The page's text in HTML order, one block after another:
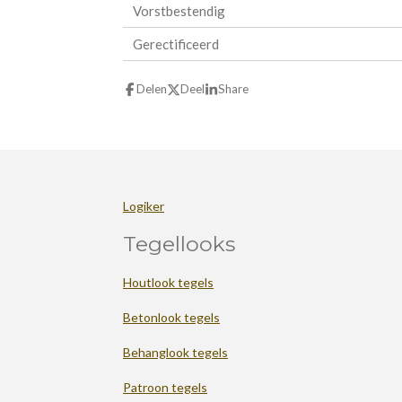
Vorstbestendig
Gerectificeerd
Delen Deel Share
Logiker
Tegellooks
Houtlook tegels
Betonlook tegels
Behanglook tegels
Patroon tegels